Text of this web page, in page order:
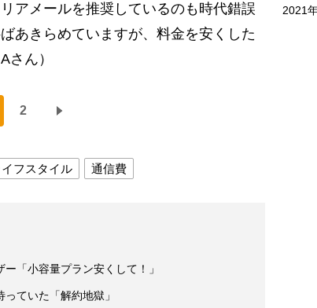
アメールを推奨しているのも時代錯誤
あきらめていますが、料金を安くした
ん）
2
イフスタイル 通信費
「小容量プラン安くして！」
ていた「解約地獄」
2021